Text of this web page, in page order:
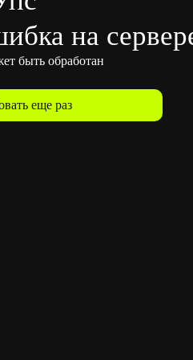
на
быть обработан
еще раз